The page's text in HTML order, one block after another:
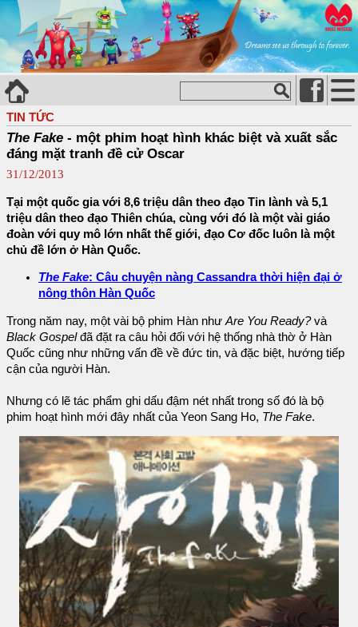
TIN TỨC
The Fake - một phim hoạt hình khác biệt và xuất sắc
đáng mặt tranh đề cử Oscar
31/12/2013
Tại một quốc gia với 8,6 triệu dân theo đạo Tin lành và 5,1
triệu dân theo đạo Thiên chúa, cùng với đó là một vài giáo
đoàn với quy mô lớn nhất thế giới, đạo Cơ đốc luôn là một
chủ đề lớn ở Hàn Quốc.
The Fake: Câu chuyện nàng Cassandra thời hiện đại ở
nông thôn Hàn Quốc
Trong năm nay, một vài bộ phim Hàn như Are You Ready?và
Black Gospelđã đặt ra câu hỏi đối với hệ thống nhà thờ ở Hàn
Quốc cũng như những vấn đề về đức tin, và đặc biệt, hướng tiếp
cận của người Hàn.
Nhưng có lẽ tác phẩm ghi dấu đậm nét nhất trong số đó là bộ
phim hoạt hình mới đây nhất của Yeon Sang Ho, The Fake.